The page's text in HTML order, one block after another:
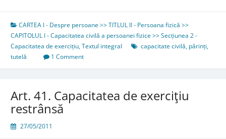
CARTEA I - Despre persoane >> TITLUL II - Persoana fizică >>
CAPITOLUL I - Capacitatea civilă a persoanei fizice >> Secțiunea 2 -
Capacitatea de exercițiu,Textul integral capacitate civilă, părinți,
tutelă
1 Comment
Art. 41. Capacitatea de exerciţiu
restrânsă
27/05/2011